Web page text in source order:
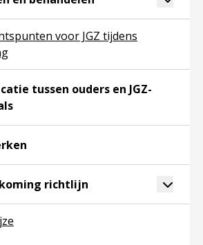
voor JGZ tijdens
over 5.1 Aandachtspunten voor
tussen ouders en JGZ-
Ga naar pagina over 6
richtlijn Ga naar pagina over
Toggle
over 8.1 Werkwijze